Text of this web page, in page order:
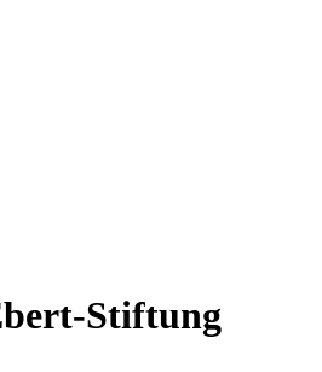
Stiftung